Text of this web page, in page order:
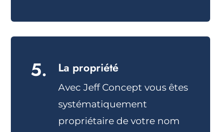
5. La propriété
Avec Jeff Concept vous êtes
systématiquement
propriétaire de votre nom